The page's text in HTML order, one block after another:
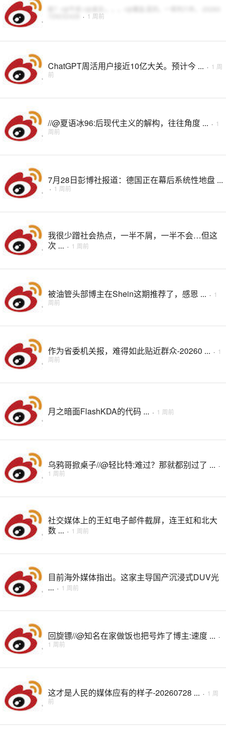
· 1 周前
ChatGPT周活用户接近10亿大关。预计今 ... · 1 周
前
//@夏语冰96:后现代主义的解构，往往角度 ... · 1
周前
7月28日彭博社报道：德国正在幕后系统性地盘 ...
· 1 周前
我很少蹭社会热点，一半不屑，一半不会…但这
次 ... · 1 周前
被油管头部博主在Shein这期推荐了，感恩 ... · 1
周前
作为省委机关报，难得如此贴近群众-20260 ... · 1
周前
月之暗面FlashKDA的代码 ... · 1 周前
乌鸦哥掀桌子//@轻比特:难过？那就都别过了 ... ·
1 周前
社交媒体上的王虹电子邮件截屏，连王虹和北大
数 ... · 1 周前
目前海外媒体指出。这家主导国产沉浸式DUV光
... · 1 周前
回旋镖//@知名在家做饭也把号炸了博主:速度 ... ·
1 周前
这才是人民的媒体应有的样子-20260728 ... · 1 周
前